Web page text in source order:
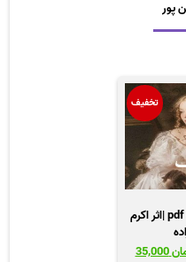
پور
تخفیف
دانلود رمان ریسک pdf |اثر اکرم
35,000
قیمت